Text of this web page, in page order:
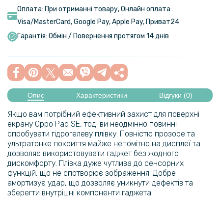
529 грн
134 грн
149 грн
Шпатель для поклейки плівки 18см
68 грн
75 грн
Шпатель для поклейки гідрогелевої плівки 14cm
239 грн
299 грн
Оплата: При отриманні товару, Онлайн оплата:
Visa/MasterСard, Google Pay, Apple Pay, Приват24
Гарантія: Обмін / Повернення протягом 14 днів
Опис Характеристики Відгуки (0)
Якщо вам потрібний ефективний захист для поверхні
екрану Oppo Pad SE, тоді ви неодмінно повинні
спробувати гідрогелеву плівку. Повністю прозоре та
ультратонке покриття майже непомітно на дисплеї та
дозволяє використовувати гаджет без жодного
дискомфорту. Плівка дуже чутлива до сенсорних
функцій, що не спотворює зображення. Добре
амортизує удар, що дозволяє уникнути дефектів та
зберегти внутрішні компоненти гаджета.